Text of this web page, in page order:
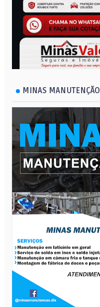
MINAS MANUTENÇÃO